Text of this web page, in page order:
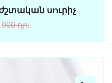
սուրիչ
900 դր.